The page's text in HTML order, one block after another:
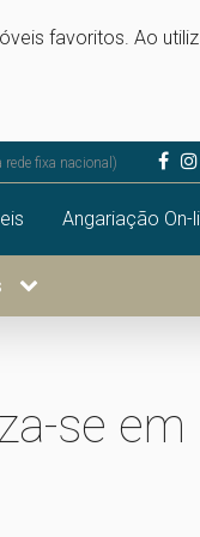
favoritos. Ao
rede fixa nacional)
Angariação On-
se